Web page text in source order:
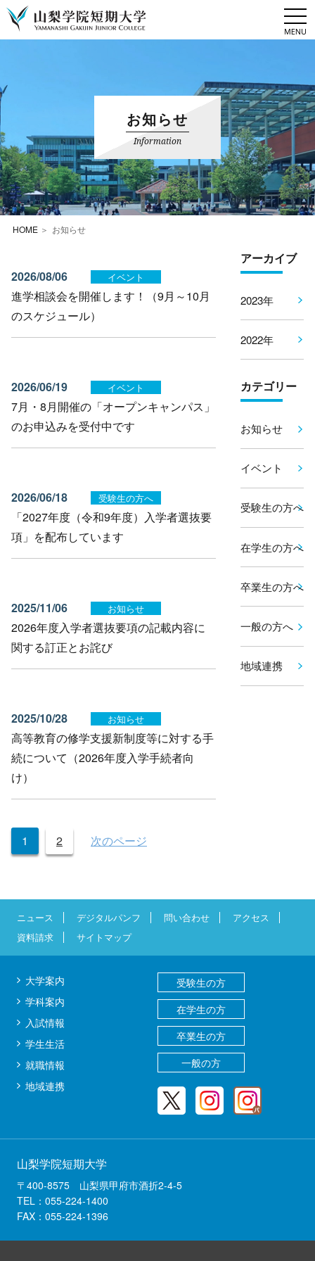
お知らせ
Information
HOME お知らせ
2026/08/06 イベント
進学相談会を開催します！（9月～10月
のスケジュール）
2026/06/19 イベント
7月・8月開催の「オープンキャンパス」
のお申込みを受付中です
2026/06/18 受験生の方へ
「2027年度（令和9年度）入学者選抜要
項」を配布しています
2025/11/06 お知らせ
2026年度入学者選抜要項の記載内容に
関する訂正とお詫び
2025/10/28 お知らせ
高等教育の修学支援新制度等に対する手
続について（2026年度入学手続者向
け）
投
稿
ペ
ー
ジ
送
り
1 2 次のページ
アーカイブ
2023年
2022年
カテゴリー
お知らせ
イベント
受験生の方へ
在学生の方へ
卒業生の方へ
一般の方へ
地域連携
ニュース デジタルパンフ 問い合わせ
アクセス
資料請求
サイトマップ
大学案内
学科案内
入試情報
学生生活
就職情報
地域連携
受験生の方
在学生の方
卒業生の方
一般の方
山梨学院短期大学
〒400-8575 山梨県甲府市酒折2-4-5
TEL：055-224-1400
FAX：055-224-1396